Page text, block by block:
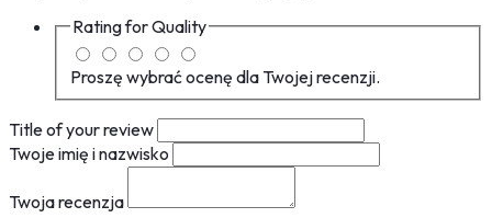
Rating forQuality
Proszę wybrać ocenę dla Twojej recenzji.
Title of your review
Twoje imię i nazwisko
Twoja recenzja